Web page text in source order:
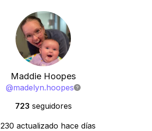
Maddie Hoopes
@madelyn.hoopes
723 seguidores
230 actualizado hace días